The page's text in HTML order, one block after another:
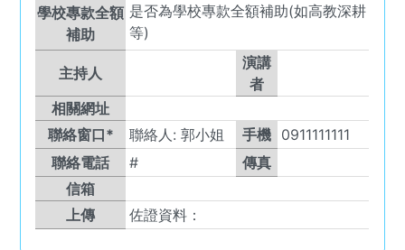
學校專款全額
補助
是否為學校專款全額補助(如高教深耕
等)
主持人
演講
者
相關網址
聯絡窗口*
聯絡人: 郭小姐 手機 0911111111
聯絡電話
#
傳真
信箱
上傳
佐證資料：